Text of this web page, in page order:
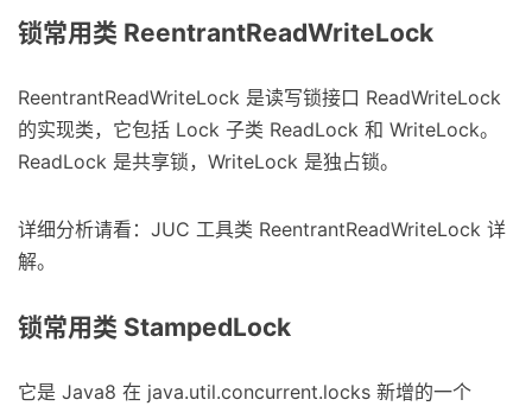
锁常用类 ReentrantReadWriteLock
ReentrantReadWriteLock 是读写锁接口 ReadWriteLock
的实现类，它包括 Lock 子类 ReadLock 和 WriteLock。
ReadLock 是共享锁，WriteLock 是独占锁。
详细分析请看：JUC 工具类 ReentrantReadWriteLock 详
解。
锁常用类 StampedLock
它是 Java8 在 java.util.concurrent.locks 新增的一个